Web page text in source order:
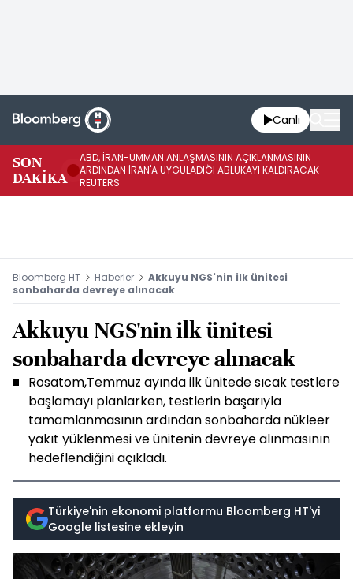
Canlı
SON
DAKİKA
ABD, İRAN-UMMAN ANLAŞMASININ AÇIKLANMASININ
ARDINDAN İRAN'A UYGULADIĞI ABLUKAYI KALDIRACAK -
REUTERS
Bloomberg HT Haberler
Akkuyu NGS'nin ilk ünitesi
sonbaharda devreye alınacak
Akkuyu NGS'nin ilk ünitesi
sonbaharda devreye alınacak
Rosatom,Temmuz ayında ilk ünitede sıcak testlere
başlamayı planlarken, testlerin başarıyla
tamamlanmasının ardından sonbaharda nükleer
yakıt yüklenmesi ve ünitenin devreye alınmasının
hedeflendiğini açıkladı.
Türkiye'nin ekonomi platformu Bloomberg HT'yi
Google listesine ekleyin